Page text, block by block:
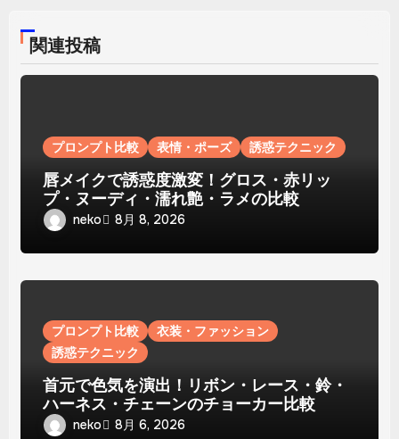
関連投稿
プロンプト比較 表情・ポーズ 誘惑テクニック
唇メイクで誘惑度激変！グロス・赤リッ
プ・ヌーディ・濡れ艶・ラメの比較
neko 8月 8, 2026
プロンプト比較
衣装・ファッション
誘惑テクニック
首元で色気を演出！リボン・レース・鈴・
ハーネス・チェーンのチョーカー比較
neko 8月 6, 2026